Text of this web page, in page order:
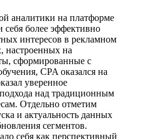
аналитики на платформе
себя более эффективно
интересов в рекламном
настроенных на
сформированные с
CPA оказался на
уверенное
над традиционным
Отдельно отметим
и актуальность данных
сегментов.
себя как перспективный